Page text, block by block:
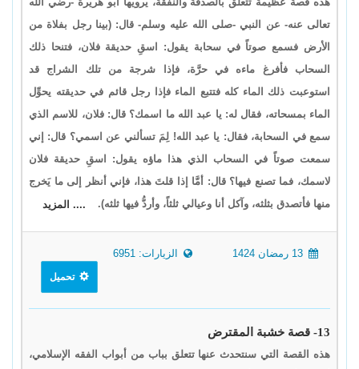
تعالى عنه- عن النبي -صلى الله عليه وسلم- قال: (بينا رجل بفلاة من
الأرض فسمع صوتاً في سحابة يقول: اسقِ حديقة فلان، فتنحا ذلك
السحاب فأفرغ ماءه في حرَّة، فإذا شرجة من تلك الشراج قد
استوعبت ذلك الماء كله فتتبع الماء فإذا رجل قائم في حديقته يحوِّل
الماء بمسحاته، فقال له: يا عبد الله ما اسمك؟ قال: فلان، للاسم الذي
سمع في السحابة، فقال: يا عبد الله! لِمَ تسألني عن اسمي؟ قال: إني
سمعت صوتاً في السحاب الذي هذا ماؤه يقول: اسقِ حديقة فلان
لاسمك، فما تصنع فيها؟ قال: أمَّا إذا قلتَ هذا، فإني أنظر إلى ما يَخرج
منها فأتصدق بثلثه، وآكل أنا وعيالي ثلثاً، وأردُّ فيها ثلثه).
.... المزيد
الزيارات: 6951
تحميل
13- قصة خشبة المقترض
هذه القصة التي سنتحدث عنها تتعلق بباب من أبواب الفقه الإسلامي،